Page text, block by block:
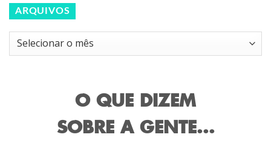
ARQUIVOS
Arquivos
O QUE DIZEM
SOBRE A GENTE...